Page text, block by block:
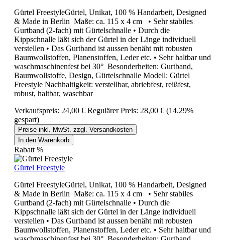
Gürtel FreestyleGürtel, Unikat, 100 % Handarbeit, Designed
& Made in Berlin Maße: ca. 115 x 4 cm • Sehr stabiles
Gurtband (2-fach) mit Gürtelschnalle • Durch die
Kippschnalle läßt sich der Gürtel in der Länge individuell
verstellen • Das Gurtband ist aussen benäht mit robusten
Baumwollstoffen, Planenstoffen, Leder etc. • Sehr haltbar und
waschmaschinenfest bei 30° Besonderheiten: Gurtband,
Baumwollstoffe, Design, Gürtelschnalle Modell: Gürtel
Freestyle Nachhaltigkeit: verstellbar, abriebfest, reißfest,
robust, haltbar, waschbar
Verkaufspreis: 24,00 € Regulärer Preis: 28,00 € (14.29%
gespart)
Preise inkl. MwSt. zzgl. Versandkosten
In den Warenkorb
Rabatt %
Gürtel Freestyle
Gürtel FreestyleGürtel, Unikat, 100 % Handarbeit, Designed
& Made in Berlin Maße: ca. 115 x 4 cm • Sehr stabiles
Gurtband (2-fach) mit Gürtelschnalle • Durch die
Kippschnalle läßt sich der Gürtel in der Länge individuell
verstellen • Das Gurtband ist aussen benäht mit robusten
Baumwollstoffen, Planenstoffen, Leder etc. • Sehr haltbar und